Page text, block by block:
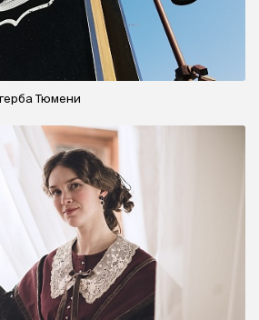
Тюмени